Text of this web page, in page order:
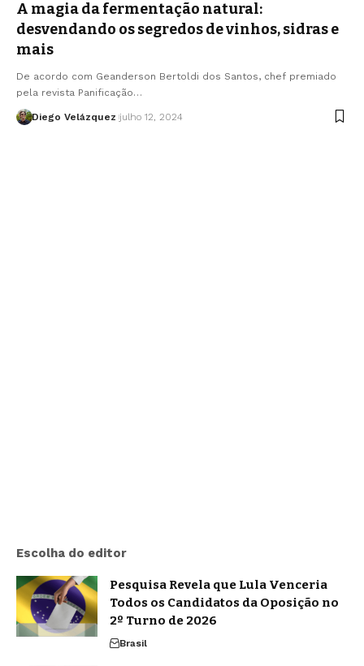
A magia da fermentação natural:
desvendando os segredos de vinhos, sidras e
mais
De acordo com Geanderson Bertoldi dos Santos, chef premiado
pela revista Panificação…
Diego Velázquez julho 12, 2024
Escolha do editor
Pesquisa Revela que Lula Venceria
Todos os Candidatos da Oposição no
2º Turno de 2026
Brasil